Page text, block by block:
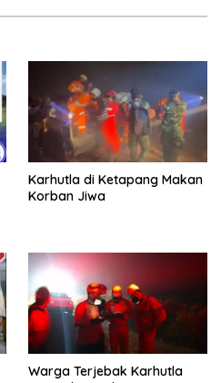
Karhutla di Ketapang Makan
Korban Jiwa
Warga Terjebak Karhutla